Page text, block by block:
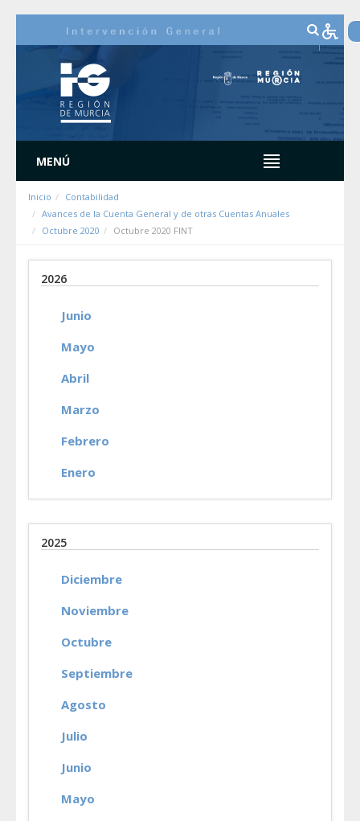
MENÚ
Inicio
Contabilidad
Avances de la Cuenta General y de otras Cuentas Anuales
Octubre 2020
Octubre 2020 FINT
2026
Junio
Mayo
Abril
Marzo
Febrero
Enero
2025
Diciembre
Noviembre
Octubre
Septiembre
Agosto
Julio
Junio
Mayo